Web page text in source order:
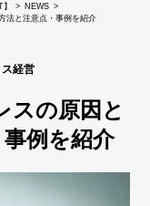
NEWS
法と注意点・事例を紹介
経営
スの原因と
例を紹介